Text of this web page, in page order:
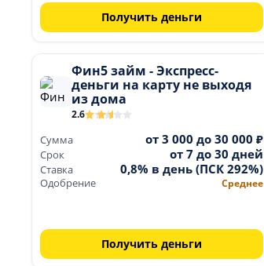
Получить деньги
Фин5 займ - Экспресс-
деньги на карту не выходя
из дома
2.6
Сумма от 3 000 до 30 000 ₽
Срок от 7 до 30 дней
Ставка 0,8% в день (ПСК 292%)
Одобрение Среднее
Получить деньги